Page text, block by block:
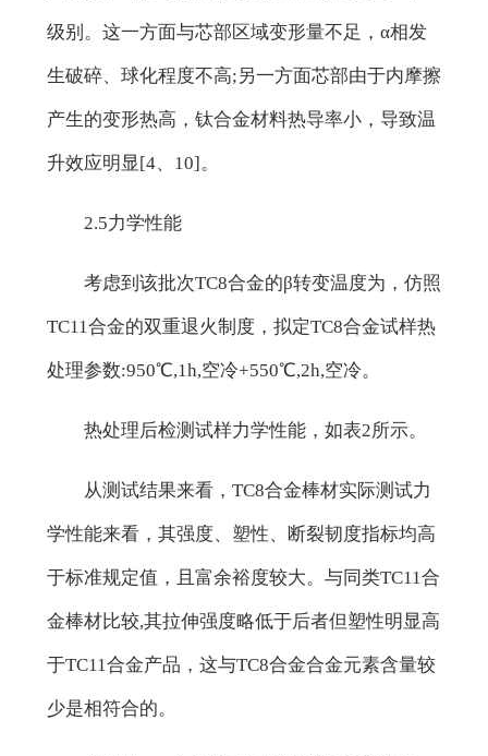
级别。这一方面与芯部区域变形量不足，α相发
生破碎、球化程度不高;另一方面芯部由于内摩擦
产生的变形热高，钛合金材料热导率小，导致温
升效应明显[4、10]。
2.5力学性能
考虑到该批次TC8合金的β转变温度为，仿照
TC11合金的双重退火制度，拟定TC8合金试样热
处理参数:950℃,1h,空冷+550℃,2h,空冷。
热处理后检测试样力学性能，如表2所示。
从测试结果来看，TC8合金棒材实际测试力
学性能来看，其强度、塑性、断裂韧度指标均高
于标准规定值，且富余裕度较大。与同类TC11合
金棒材比较,其拉伸强度略低于后者但塑性明显高
于TC11合金产品，这与TC8合金合金元素含量较
少是相符合的。